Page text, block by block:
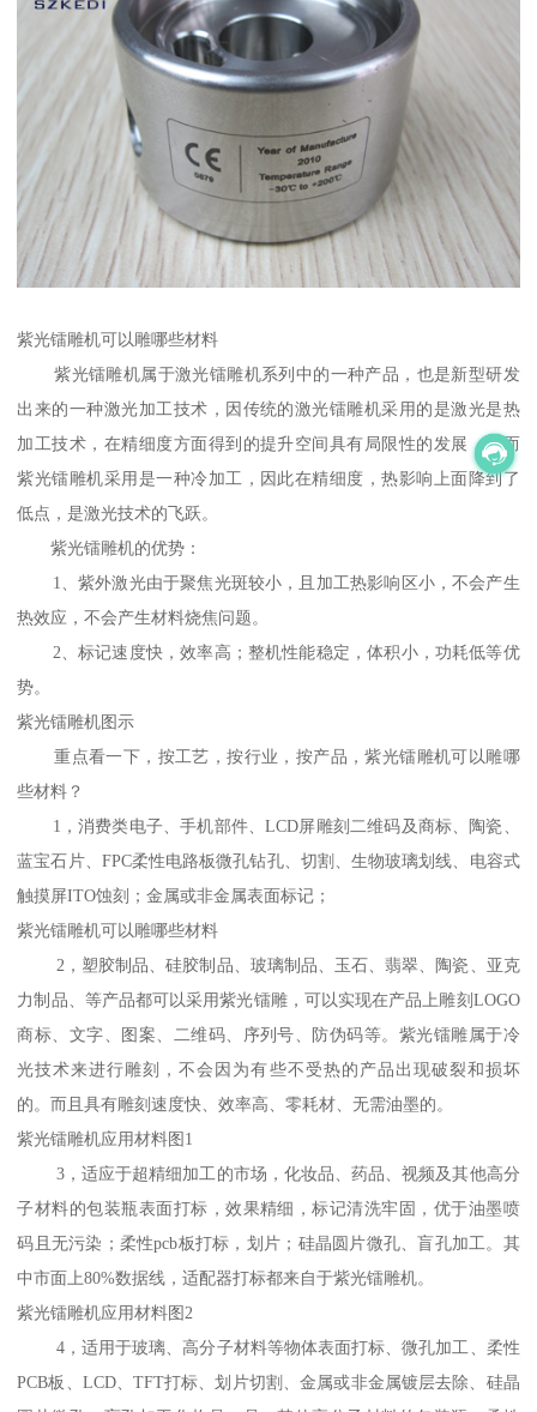
紫光镭雕机可以雕哪些材料
紫光镭雕机属于激光镭雕机系列中的一种产品，也是新型研发
出来的一种激光加工技术，因传统的激光镭雕机采用的是激光是热
加工技术，在精细度方面得到的提升空间具有局限性的发展，然而
紫光镭雕机采用是一种冷加工，因此在精细度，热影响上面降到了
低点，是激光技术的飞跃。
紫光镭雕机的优势：
1、紫外激光由于聚焦光斑较小，且加工热影响区小，不会产生
热效应，不会产生材料烧焦问题。
2、标记速度快，效率高；整机性能稳定，体积小，功耗低等优
势。
紫光镭雕机图示
重点看一下，按工艺，按行业，按产品，紫光镭雕机可以雕哪
些材料？
1，消费类电子、手机部件、LCD屏雕刻二维码及商标、陶瓷、
蓝宝石片、FPC柔性电路板微孔钻孔、切割、生物玻璃划线、电容式
触摸屏ITO蚀刻；金属或非金属表面标记；
紫光镭雕机可以雕哪些材料
2，塑胶制品、硅胶制品、玻璃制品、玉石、翡翠、陶瓷、亚克
力制品、等产品都可以采用紫光镭雕，可以实现在产品上雕刻LOGO
商标、文字、图案、二维码、序列号、防伪码等。紫光镭雕属于冷
光技术来进行雕刻，不会因为有些不受热的产品出现破裂和损坏
的。而且具有雕刻速度快、效率高、零耗材、无需油墨的。
紫光镭雕机应用材料图1
3，适应于超精细加工的市场，化妆品、药品、视频及其他高分
子材料的包装瓶表面打标，效果精细，标记清洗牢固，优于油墨喷
码且无污染；柔性pcb板打标，划片；硅晶圆片微孔、盲孔加工。其
中市面上80%数据线，适配器打标都来自于紫光镭雕机。
紫光镭雕机应用材料图2
4，适用于玻璃、高分子材料等物体表面打标、微孔加工、柔性
PCB板、LCD、TFT打标、划片切割、金属或非金属镀层去除、硅晶